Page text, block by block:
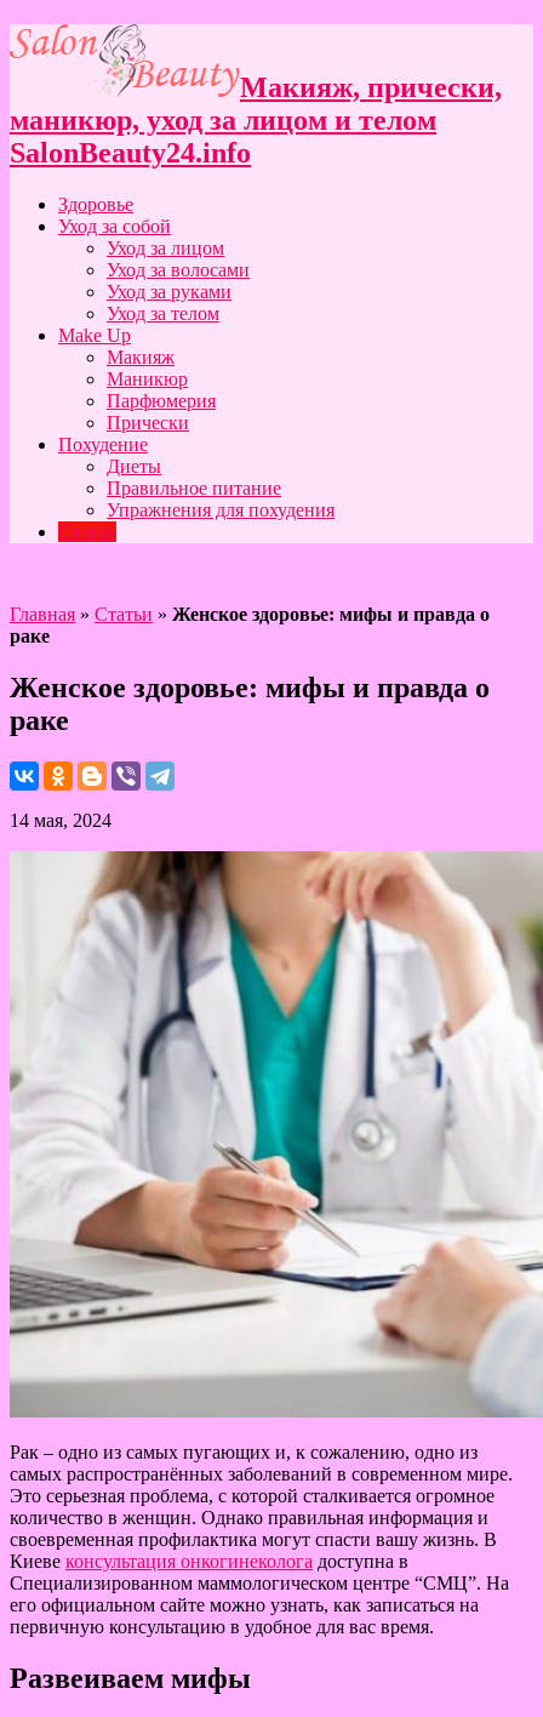
Макияж, прически,
маникюр, уход за лицом и телом
SalonBeauty24.info
Здоровье
Уход за собой
Уход за лицом
Уход за волосами
Уход за руками
Уход за телом
Make Up
Макияж
Маникюр
Парфюмерия
Прически
Похудение
Диеты
Правильное питание
Упражнения для похудения
Статьи
Главная » Статьи » Женское здоровье: мифы и правда о
раке
Женское здоровье: мифы и правда о
раке
14 мая, 2024
Рак – одно из самых пугающих и, к сожалению, одно из
самых распространённых заболеваний в современном мире.
Это серьезная проблема, с которой сталкивается огромное
количество в женщин. Однако правильная информация и
своевременная профилактика могут спасти вашу жизнь. В
Киеве консультация онкогинеколога доступна в
Специализированном маммологическом центре “СМЦ”. На
его официальном сайте можно узнать, как записаться на
первичную консультацию в удобное для вас время.
Развеиваем мифы